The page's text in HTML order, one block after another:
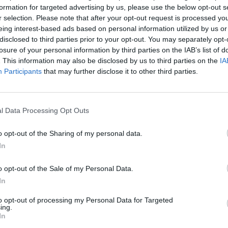
for targeted advertising by us, please use the below opt-out
selection. Please note that after your opt-out request is processed
interest-based ads based on personal information utilized by us
to third parties prior to your opt-out. You may separately
of your personal information by third parties on the IAB’s list of
This information may also be disclosed by us to third parties on the
Participants that may further disclose it to other third parties.
Data Processing Opt Outs
opt-out of the Sharing of my personal data.
opt-out of the Sale of my Personal Data.
opt-out of processing my Personal Data for Targeted
BP az elmúlt közel négy év leggyengébb
A nyersolaj árának visszaesése és a finomítói
a vállalat teljesítményét. Ennek ellenére a cég
a választ a befektetőket leginkább foglalkoztató kérdésekre.
évek nyertesei, mire számíthatunk a részvény-, kötvény-
portfolio.hu hírarchívumához tartozik, melynek olvasása